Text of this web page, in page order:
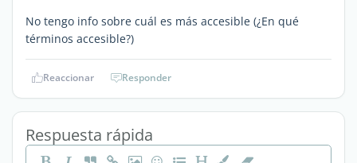
No tengo info sobre cuál es más accesible (¿En qué
términos accesible?)
Reaccionar Responder
Respuesta rápida